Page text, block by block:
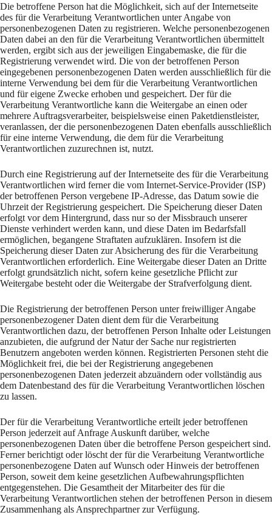
Die betroffene Person hat die Möglichkeit, sich auf der Internetseite
des für die Verarbeitung Verantwortlichen unter Angabe von
personenbezogenen Daten zu registrieren. Welche personenbezogenen
Daten dabei an den für die Verarbeitung Verantwortlichen übermittelt
werden, ergibt sich aus der jeweiligen Eingabemaske, die für die
Registrierung verwendet wird. Die von der betroffenen Person
eingegebenen personenbezogenen Daten werden ausschließlich für die
interne Verwendung bei dem für die Verarbeitung Verantwortlichen
und für eigene Zwecke erhoben und gespeichert. Der für die
Verarbeitung Verantwortliche kann die Weitergabe an einen oder
mehrere Auftragsverarbeiter, beispielsweise einen Paketdienstleister,
veranlassen, der die personenbezogenen Daten ebenfalls ausschließlich
für eine interne Verwendung, die dem für die Verarbeitung
Verantwortlichen zuzurechnen ist, nutzt.
Durch eine Registrierung auf der Internetseite des für die Verarbeitung
Verantwortlichen wird ferner die vom Internet-Service-Provider (ISP)
der betroffenen Person vergebene IP-Adresse, das Datum sowie die
Uhrzeit der Registrierung gespeichert. Die Speicherung dieser Daten
erfolgt vor dem Hintergrund, dass nur so der Missbrauch unserer
Dienste verhindert werden kann, und diese Daten im Bedarfsfall
ermöglichen, begangene Straftaten aufzuklären. Insofern ist die
Speicherung dieser Daten zur Absicherung des für die Verarbeitung
Verantwortlichen erforderlich. Eine Weitergabe dieser Daten an Dritte
erfolgt grundsätzlich nicht, sofern keine gesetzliche Pflicht zur
Weitergabe besteht oder die Weitergabe der Strafverfolgung dient.
Die Registrierung der betroffenen Person unter freiwilliger Angabe
personenbezogener Daten dient dem für die Verarbeitung
Verantwortlichen dazu, der betroffenen Person Inhalte oder Leistungen
anzubieten, die aufgrund der Natur der Sache nur registrierten
Benutzern angeboten werden können. Registrierten Personen steht die
Möglichkeit frei, die bei der Registrierung angegebenen
personenbezogenen Daten jederzeit abzuändern oder vollständig aus
dem Datenbestand des für die Verarbeitung Verantwortlichen löschen
zu lassen.
Der für die Verarbeitung Verantwortliche erteilt jeder betroffenen
Person jederzeit auf Anfrage Auskunft darüber, welche
personenbezogenen Daten über die betroffene Person gespeichert sind.
Ferner berichtigt oder löscht der für die Verarbeitung Verantwortliche
personenbezogene Daten auf Wunsch oder Hinweis der betroffenen
Person, soweit dem keine gesetzlichen Aufbewahrungspflichten
entgegenstehen. Die Gesamtheit der Mitarbeiter des für die
Verarbeitung Verantwortlichen stehen der betroffenen Person in diesem
Zusammenhang als Ansprechpartner zur Verfügung.